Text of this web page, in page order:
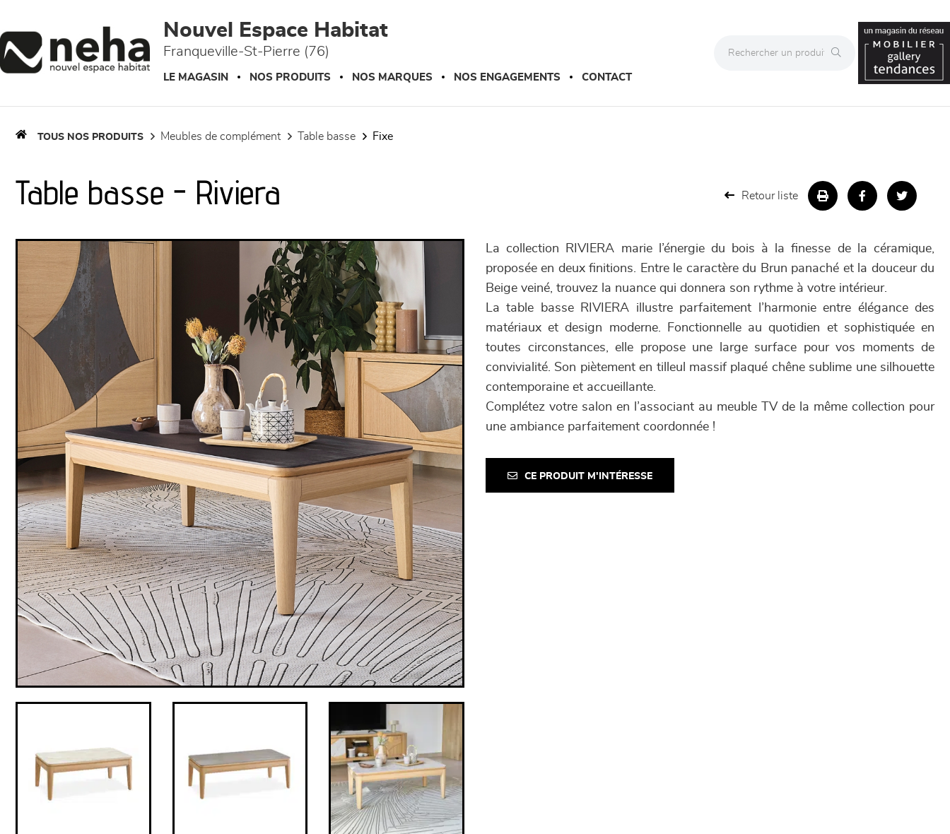
Nouvel Espace Habitat
Franqueville-St-Pierre (76)
LE MAGASIN NOS PRODUITS NOS MARQUES NOS ENGAGEMENTS CONTACT
TOUS NOS PRODUITS meubles de complément table basse fixe
Table basse - Riviera Retour liste
La collection RIVIERA marie l’énergie du bois à la finesse de la céramique,
proposée en deux finitions. Entre le caractère du Brun panaché et la douceur du
Beige veiné, trouvez la nuance qui donnera son rythme à votre intérieur.
La table basse RIVIERA illustre parfaitement l’harmonie entre élégance des
matériaux et design moderne. Fonctionnelle au quotidien et sophistiquée en
toutes circonstances, elle propose une large surface pour vos moments de
convivialité. Son piètement en tilleul massif plaqué chêne sublime une silhouette
contemporaine et accueillante.
Complétez votre salon en l’associant au meuble TV de la même collection pour
une ambiance parfaitement coordonnée !
CE PRODUIT M'INTÉRESSE